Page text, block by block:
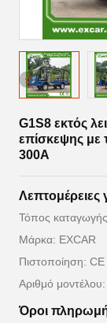
G1S8 εκτός
επίσκεψης με
300A
Λεπτομέρειες
Τόπος
Μάρκα: EXCAR
Πιστοποίηση: CE
Αριθμό
Όροι